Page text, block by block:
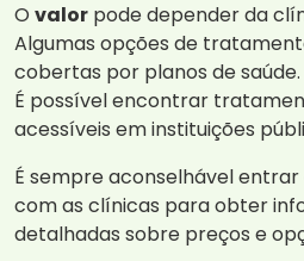
O valor pode depender da
Algumas opções de
cobertas por planos de saúde.
É possível encontrar
acessíveis em instituições
É sempre aconselhável
com as clínicas para obter
detalhadas sobre preços e